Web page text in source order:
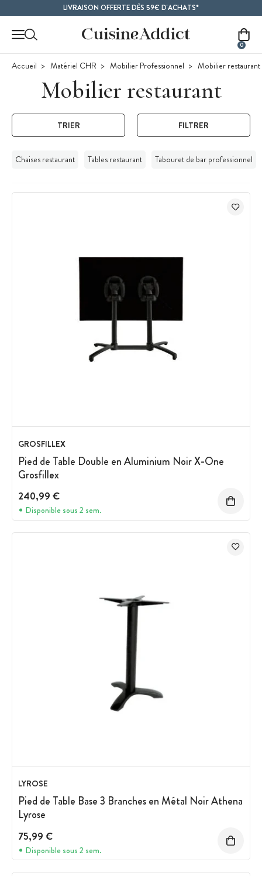
LIVRAISON OFFERTE DÈS 59€ D'ACHATS*
0
Accueil Matériel CHR Mobilier Professionnel Mobilier restaurant
Mobilier restaurant
TRIER FILTRER
Chaises restaurant Tables restaurant Tabouret de bar professionnel
GROSFILLEX
Pied de Table Double en Aluminium Noir X-One
Grosfillex
240,99 €
Disponible sous 2 sem.
LYROSE
Pied de Table Base 3 Branches en Métal Noir Athena
Lyrose
75,99 €
Disponible sous 2 sem.